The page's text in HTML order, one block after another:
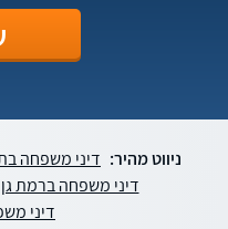
ניווט מהיר: דיני משפחה
דיני משפחה ברמת גן
דיני